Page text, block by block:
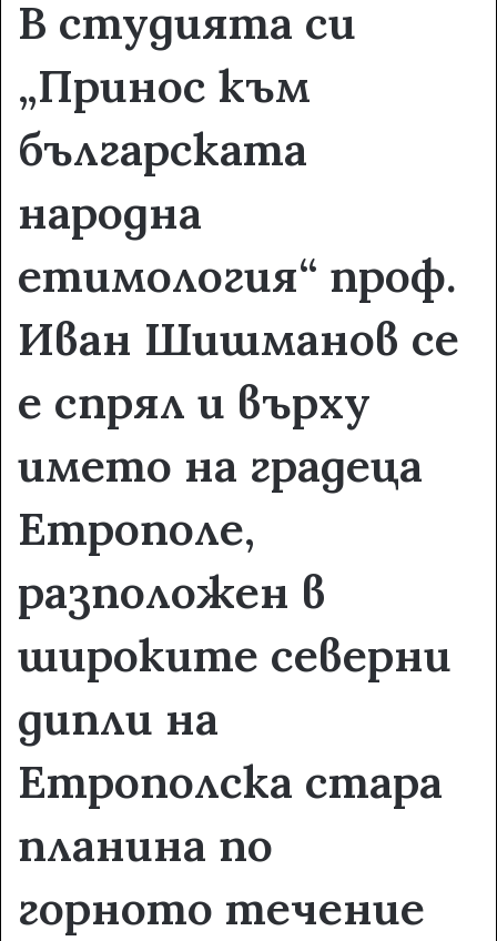
В студията си
„Принос към
българската
народна
етимология“ проф.
Иван Шишманов се
е спрял и върху
името на градеца
Етрополе,
разположен в
широките северни
дипли на
Етрополска стара
планина по
горното течение